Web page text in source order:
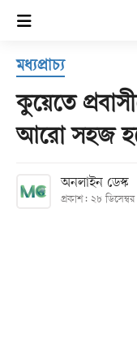
হোম
সর্বশেষ
বিভাগ
মধ্যপ্রাচ্য
কুয়েতে
আরো সহজ
অনলাইন ডেস্ক
প্রকাশ: ২৮